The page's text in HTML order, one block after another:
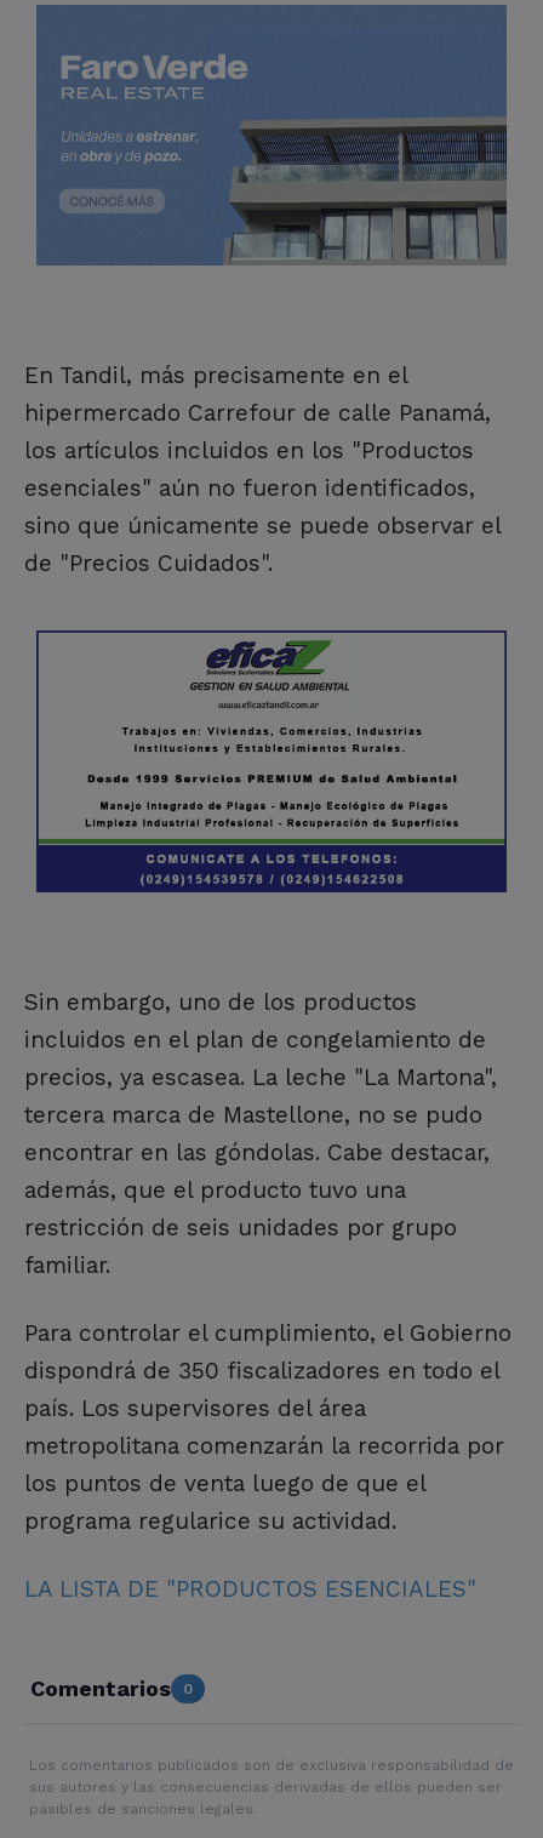
En Tandil, más precisamente en el
hipermercado Carrefour de calle Panamá,
los artículos incluidos en los "Productos
esenciales" aún no fueron identificados,
sino que únicamente se puede observar el
de "Precios Cuidados".
Sin embargo, uno de los productos
incluidos en el plan de congelamiento de
precios, ya escasea. La leche "La Martona",
tercera marca de Mastellone, no se pudo
encontrar en las góndolas. Cabe destacar,
además, que el producto tuvo una
restricción de seis unidades por grupo
familiar.
Para controlar el cumplimiento, el Gobierno
dispondrá de 350 fiscalizadores en todo el
país. Los supervisores del área
metropolitana comenzarán la recorrida por
los puntos de venta luego de que el
programa regularice su actividad.
LA LISTA DE "PRODUCTOS ESENCIALES"
Comentarios 0
Los comentarios publicados son de exclusiva responsabilidad de
sus autores y las consecuencias derivadas de ellos pueden ser
pasibles de sanciones legales.